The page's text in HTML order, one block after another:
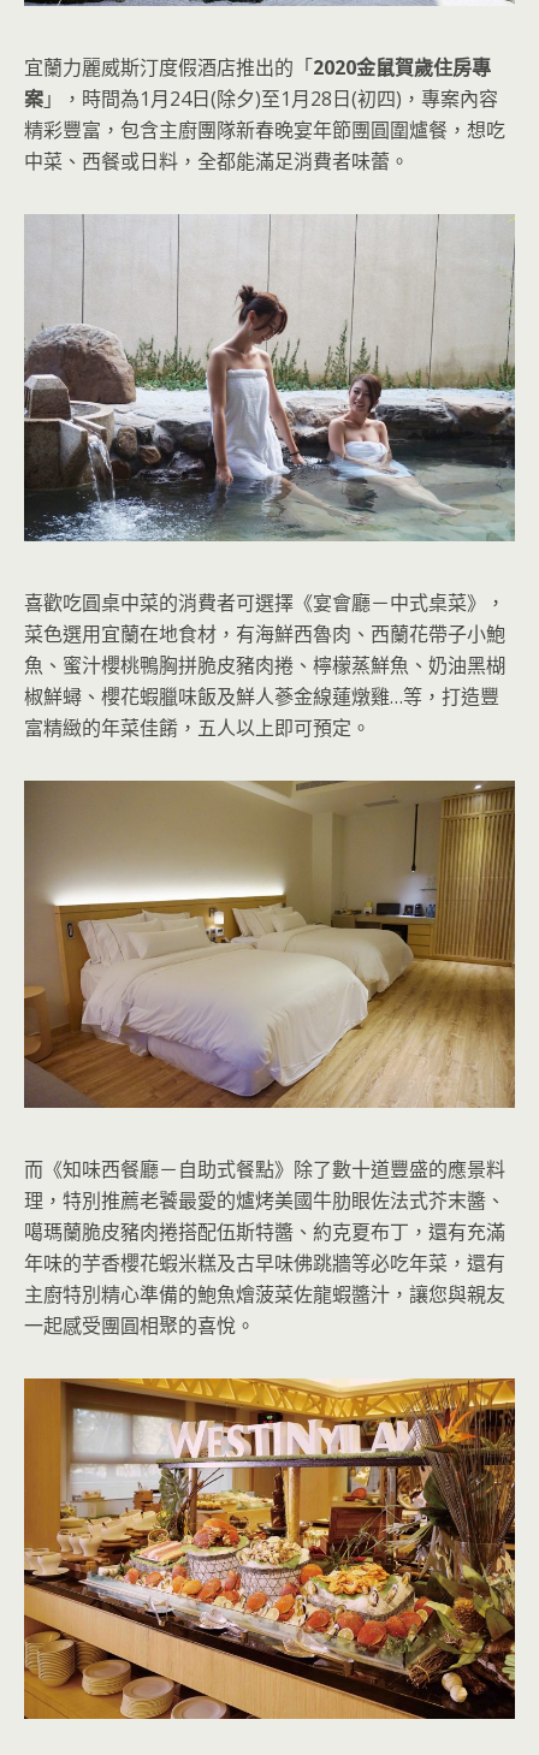
宜蘭力麗威斯汀度假酒店推出的「2020金鼠賀歲住房專
案」，時間為1月24日(除夕)至1月28日(初四)，專案內容
精彩豐富，包含主廚團隊新春晚宴年節團圓圍爐餐，想吃
中菜、西餐或日料，全都能滿足消費者味蕾。
喜歡吃圓桌中菜的消費者可選擇《宴會廳－中式桌菜》，
菜色選用宜蘭在地食材，有海鮮西魯肉、西蘭花帶子小鮑
魚、蜜汁櫻桃鴨胸拼脆皮豬肉捲、檸檬蒸鮮魚、奶油黑楜
椒鮮蟳、櫻花蝦臘味飯及鮮人蔘金線蓮燉雞…等，打造豐
富精緻的年菜佳餚，五人以上即可預定。
而《知味西餐廳－自助式餐點》除了數十道豐盛的應景料
理，特別推薦老饕最愛的爐烤美國牛肋眼佐法式芥末醬、
噶瑪蘭脆皮豬肉捲搭配伍斯特醬、約克夏布丁，還有充滿
年味的芋香櫻花蝦米糕及古早味佛跳牆等必吃年菜，還有
主廚特別精心準備的鮑魚燴菠菜佐龍蝦醬汁，讓您與親友
一起感受團圓相聚的喜悅。